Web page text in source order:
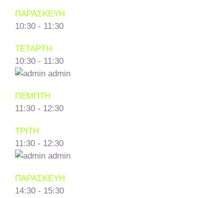
ΠΑΡΑΣΚΕΥΗ
10:30 - 11:30
ΤΕΤΑΡΤΗ
10:30 - 11:30
admin
ΠΕΜΠΤΗ
11:30 - 12:30
ΤΡΙΤΗ
11:30 - 12:30
admin
ΠΑΡΑΣΚΕΥΗ
14:30 - 15:30